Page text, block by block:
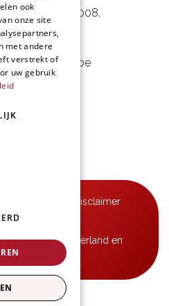
29D, Haven 8008,
BE
-mail@delmo.be
ons
Disclaimer
voorwaarden
Frankrijk, Nederland en
ook
onze site
met andere
verstrekt of
uw gebruik